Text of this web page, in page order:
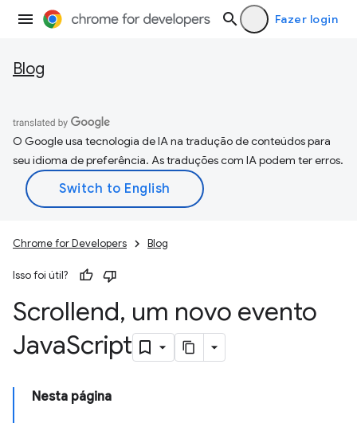
Fazer login
Blog
O Google usa tecnologia de IA na tradução de conteúdos para
seu idioma de preferência. As traduções com IA podem ter erros.
Chrome for Developers Blog
Isso foi útil?
Scrollend, um novo evento
JavaScript
Nesta página